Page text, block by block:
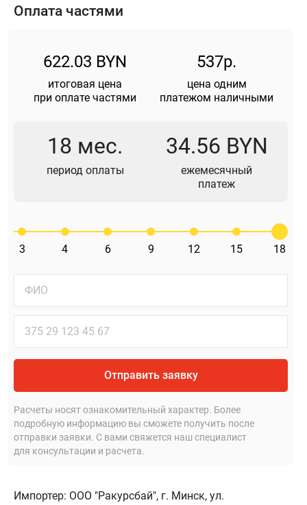
Оплата частями
622.03 BYN
итоговая цена
при оплате частями
537р.
цена одним
платежом наличными
18 мес.
период оплаты
34.56 BYN
ежемесячный
платеж
18
15
12
9
6
4
3
Отправить заявку
Расчеты носят ознакомительный характер. Более
подробную информацию вы сможете получить после
отправки заявки. С вами свяжется наш специалист
для консультации и расчета.
Импортер: ООО "Ракурсбай", г. Минск, ул.